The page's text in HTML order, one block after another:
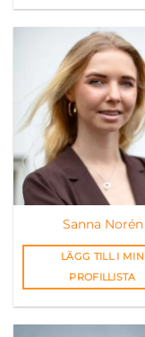
Sanna Norén
LÄGG TILL I MIN
PROFILLISTA